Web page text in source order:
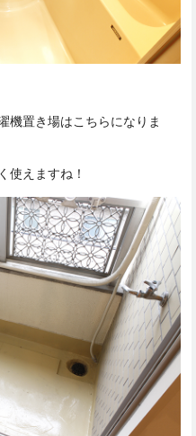
機置き場はこちらになりま
使えますね！